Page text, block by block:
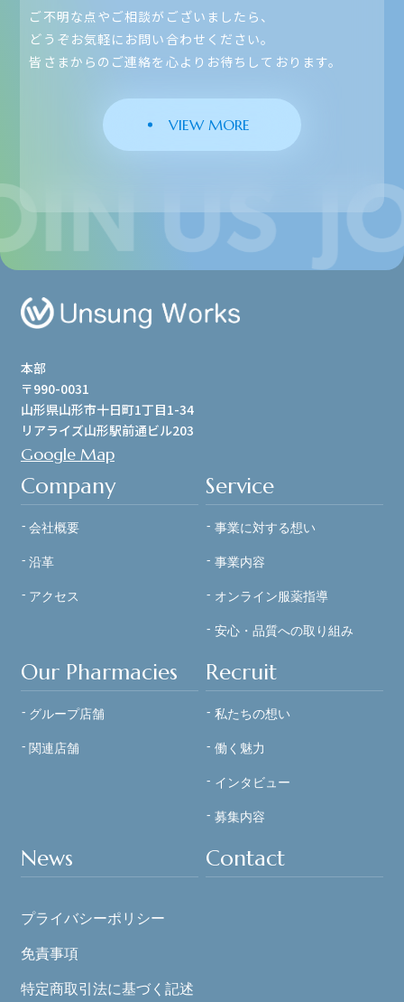
ご不明な点やご相談がございましたら、
どうぞお気軽にお問い合わせください。
皆さまからのご連絡を心よりお待ちしております。
VIEW MORE
本部
〒990-0031
山形県山形市十日町1丁目1-34
リアライズ山形駅前通ビル203
Google Map
Company
会社概要
沿革
アクセス
Service
事業に対する想い
事業内容
オンライン服薬指導
安心・品質への取り組み
Our Pharmacies
グループ店舗
関連店舗
Recruit
私たちの想い
働く魅力
インタビュー
募集内容
News Contact
プライバシーポリシー
免責事項
特定商取引法に基づく記述